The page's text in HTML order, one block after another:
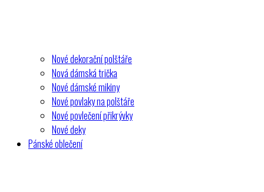
Nové dekorační polštáře
Nová dámská trička
Nové dámské mikiny
Nové povlaky na polštáře
Nové povlečení přikrývky
Nové deky
Pánské oblečení